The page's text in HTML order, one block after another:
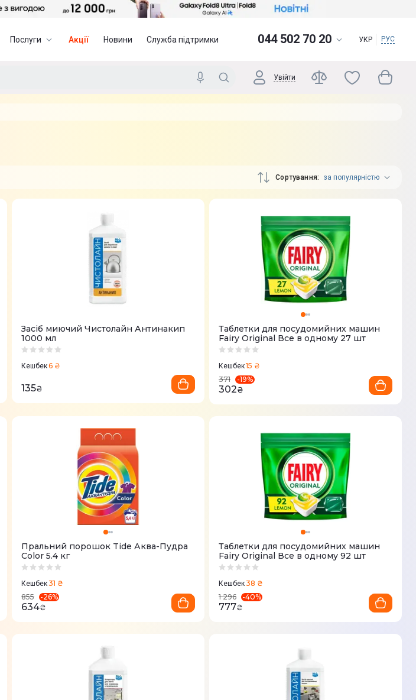
Послуги Акції Новини Служба підтримки 044 502 70 20 УКР РУС
Увійти
Сортування за популярністю
Засіб миючий Чистолайн Антинакип
1000 мл
Кешбек6 ₴
135₴
Таблетки для посудомийних машин
Fairy Original Все в одному 27 шт
Кешбек15 ₴
371
-19%
302₴
Пральний порошок Tide Аква-Пудра
Color 5.4 кг
Кешбек31 ₴
855
-26%
634₴
Таблетки для посудомийних машин
Fairy Original Все в одному 92 шт
Кешбек38 ₴
1 296
-40%
777₴